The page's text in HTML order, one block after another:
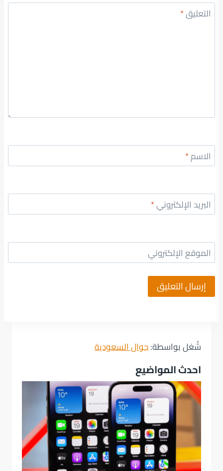
التعليق*
الاسم*
البريد الإلكتروني*
الموقع الإلكتروني
شُغل بواسطة:جوال السعودية
احدث المواضيع